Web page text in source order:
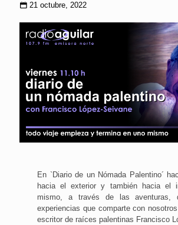
21 octubre, 2022
En `Diario de un Nómada Palentino´
hacia el exterior y también hacia el
mismo, a través de las aventuras,
experiencias que comparte con
escritor de raíces palentinas Francisco